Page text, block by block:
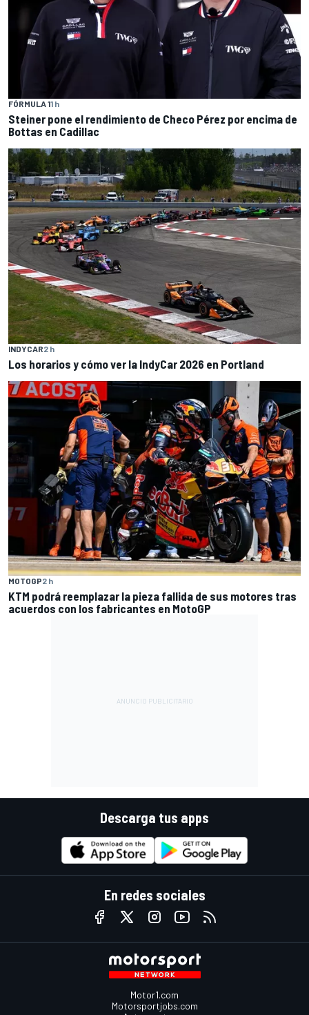
FÓRMULA 11 h
Steiner pone el rendimiento de Checo Pérez por encima de
Bottas en Cadillac
INDYCAR2 h
Los horarios y cómo ver la IndyCar 2026 en Portland
MOTOGP2 h
KTM podrá reemplazar la pieza fallida de sus motores tras
acuerdos con los fabricantes en MotoGP
Descarga tus apps
En redes sociales
Motor1.com
Motorsportjobs.com